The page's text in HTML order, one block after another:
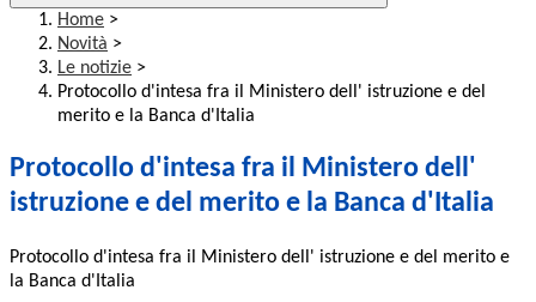
Home >
Novità >
Le notizie >
Protocollo d'intesa fra il Ministero dell' istruzione e del
merito e la Banca d'Italia
Protocollo d'intesa fra il Ministero dell'
istruzione e del merito e la Banca d'Italia
Protocollo d'intesa fra il Ministero dell' istruzione e del merito e
la Banca d'Italia